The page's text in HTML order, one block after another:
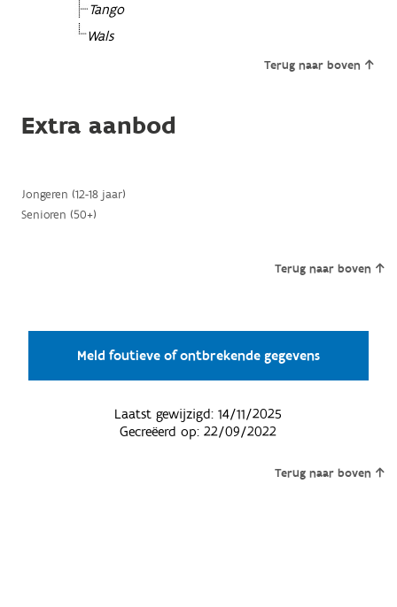
Tango
Wals
Terug naar boven
Extra aanbod
Jongeren (12-18 jaar)
Senioren (50+)
Terug naar boven
Meld foutieve of ontbrekende gegevens
Laatst gewijzigd:14/11/2025
Gecreëerd op:22/09/2022
Terug naar boven